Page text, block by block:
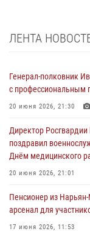
ЛЕНТА
Генерал-полковник
с профессиональным
20 июня 2026, 21:30
Директор
поздравил
Днём медицинского
20 июня 2026, 21:01
Пенсионер из
арсенал для
17 июня 2026, 11:53